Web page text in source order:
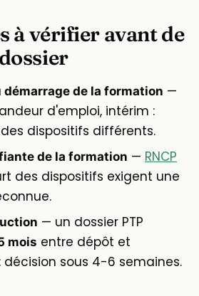
à vérifier avant de
de la formation —
d'emploi, intérim :
dispositifs différents.
de la formation — RNCP
des dispositifs exigent une
— un dossier PTP
mois entre dépôt et
: décision sous 4-6 semaines.